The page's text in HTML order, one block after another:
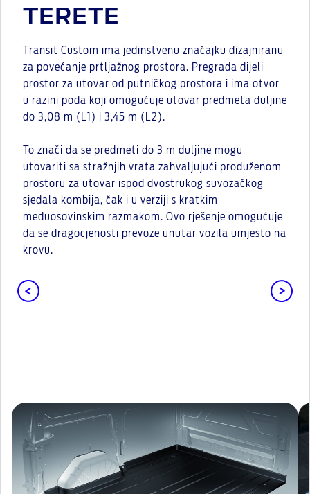
TERETE
Transit Custom ima jedinstvenu značajku dizajniranu
za povećanje prtljažnog prostora. Pregrada dijeli
prostor za utovar od putničkog prostora i ima otvor
u razini poda koji omogućuje utovar predmeta duljine
do 3,08 m (L1) i 3,45 m (L2).
To znači da se predmeti do 3 m duljine mogu
utovariti sa stražnjih vrata zahvaljujući produženom
prostoru za utovar ispod dvostrukog suvozačkog
sjedala kombija, čak i u verziji s kratkim
međuosovinskim razmakom. Ovo rješenje omogućuje
da se dragocjenosti prevoze unutar vozila umjesto na
krovu.